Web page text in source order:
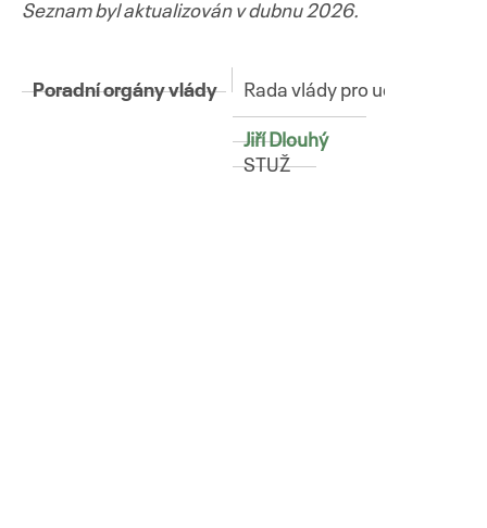
Seznam byl aktualizován v dubnu 2026.
Poradní orgány vlády Rada vlády pro udržitelný
Jiří Dlouhý
STUŽ